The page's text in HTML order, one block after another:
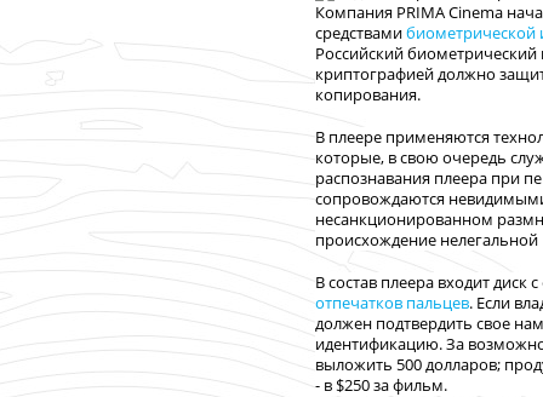
Компания PRIMA Cinema
средствамибиометрической
Российский
криптографией должно
копирования.
В плеере применяются
которые, в свою очередь
распознавания плеера при
сопровождаются
несанкционированном
происхождение нелегальной
В состав плеера входит
отпечатков пальцев. Если
должен подтвердить свое
идентификацию. За
выложить 500 долларов;
- в $250 за фильм.